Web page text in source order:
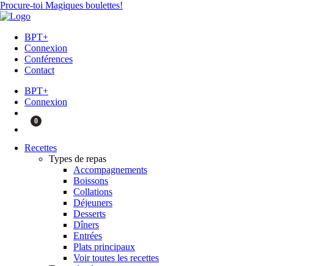
Procure-toi Magiques boulettes!
BPT+
Connexion
Conférences
Contact
BPT+
Connexion
0
Recettes
Types de repas
Accompagnements
Boissons
Collations
Déjeuners
Desserts
Dîners
Entrées
Plats principaux
Voir toutes les recettes